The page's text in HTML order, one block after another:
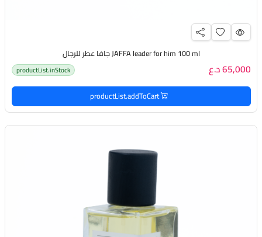
JAFFA leader for him 100 ml جافا عطر للرجال
65,000 د.ع productList.inStock
productList.addToCart